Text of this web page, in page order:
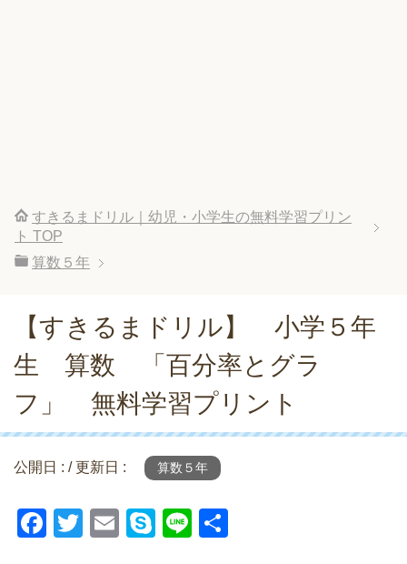
すきるまドリル｜幼児・小学生の無料学習プリン
ト TOP
算数５年
【すきるまドリル】 小学５年
生 算数 「百分率とグラ
フ」 無料学習プリント
公開日 : / 更新日 : 算数５年
F
T
E
S
Li